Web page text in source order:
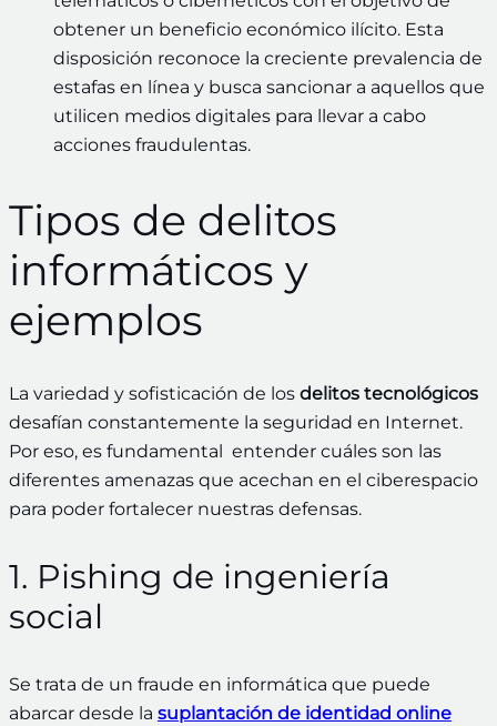
obtener un beneficio económico ilícito. Esta
disposición reconoce la creciente prevalencia de
estafas en línea y busca sancionar a aquellos que
utilicen medios digitales para llevar a cabo
acciones fraudulentas.
Tipos de delitos
informáticos y
ejemplos
La variedad y sofisticación de los delitos tecnológicos
desafían constantemente la seguridad en Internet.
Por eso, es fundamental entender cuáles son las
diferentes amenazas que acechan en el ciberespacio
para poder fortalecer nuestras defensas.
1. Pishing de ingeniería
social
Se trata de un fraude en informática que puede
abarcar desde la suplantación de identidad online